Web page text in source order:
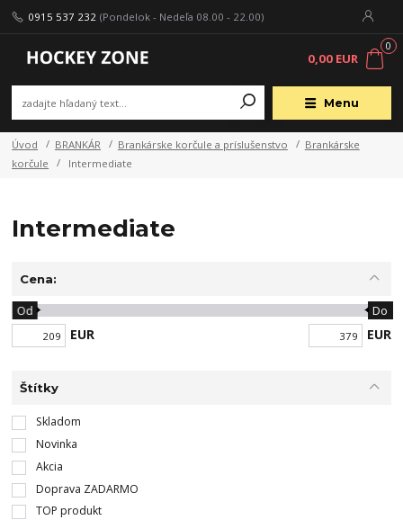
Menu
0915 537 232 (Pondelok - Nedeľa 08.00 - 22.00)
0
0,00 EUR
Úvod BRANKÁR Brankárske korčule a príslušenstvo
Brankárske
korčule
Intermediate
Intermediate
Cena:
EUR
Od Do
EUR
Štítky
Skladom
Novinka
Akcia
Doprava ZADARMO
TOP produkt